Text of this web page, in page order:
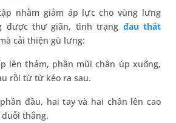
nhằm giảm áp lực cho vùng lưng
được thư giãn, tình trạng đau thắt
cải thiện gù lưng:
lên thảm, phần mũi chân úp xuống,
rồi từ từ kéo ra sau.
đầu, hai tay và hai chân lên cao
thẳng.